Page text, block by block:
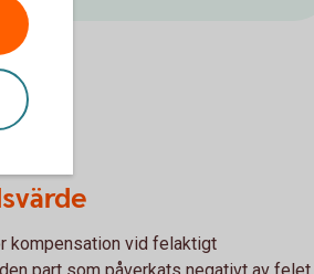
kompensation vid felaktigt